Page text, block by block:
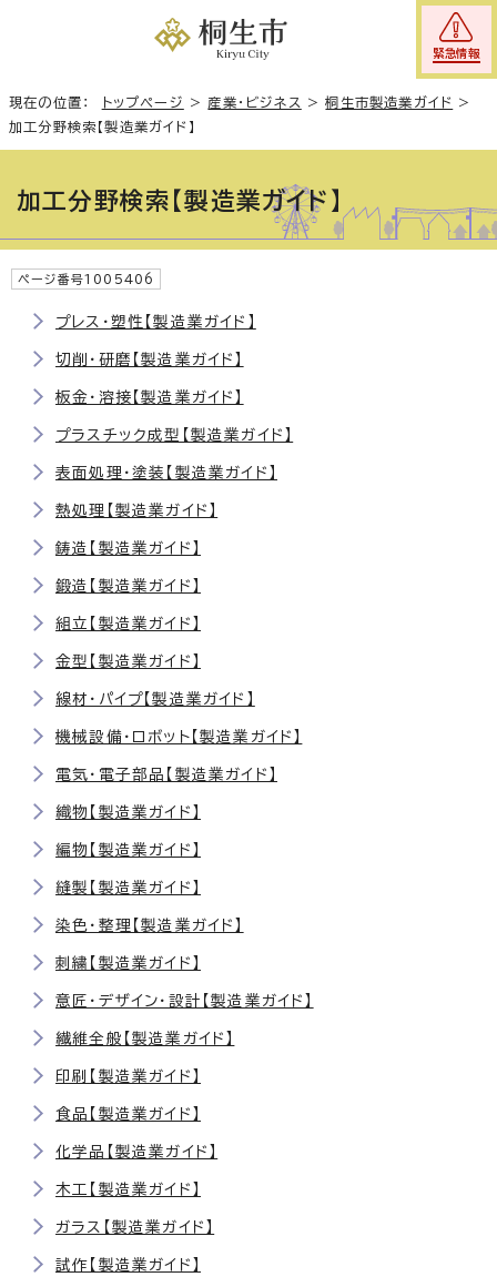
緊急情報
現在の位置： トップページ > 産業・ビジネス >桐生市製造業ガイド
>
加工分野検索【製造業ガイド】
加工分野検索【製造業ガイド】
ページ番号1005406
プレス・塑性【製造業ガイド】
切削・研磨【製造業ガイド】
板金・溶接【製造業ガイド】
プラスチック成型【製造業ガイド】
表面処理・塗装【製造業ガイド】
熱処理【製造業ガイド】
鋳造【製造業ガイド】
鍛造【製造業ガイド】
組立【製造業ガイド】
金型【製造業ガイド】
線材・パイプ【製造業ガイド】
機械設備・ロボット【製造業ガイド】
電気・電子部品【製造業ガイド】
織物【製造業ガイド】
編物【製造業ガイド】
縫製【製造業ガイド】
染色・整理【製造業ガイド】
刺繍【製造業ガイド】
意匠・デザイン・設計【製造業ガイド】
繊維全般【製造業ガイド】
印刷【製造業ガイド】
食品【製造業ガイド】
化学品【製造業ガイド】
木工【製造業ガイド】
ガラス【製造業ガイド】
試作【製造業ガイド】